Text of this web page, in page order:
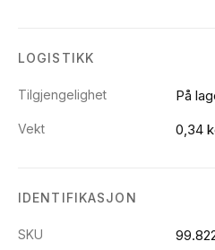
LOGISTIKK
Tilgjengelighet På
Vekt 0,34
IDENTIFIKASJON
SKU